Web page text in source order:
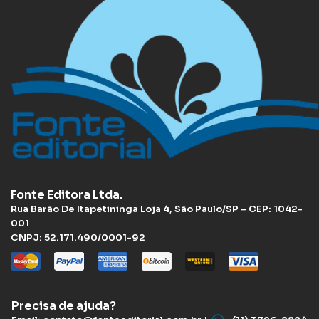
Fonte Editora Ltda.
Rua Barão De Itapetininga Loja 4, São Paulo/SP – CEP: 1042-
001
CNPJ: 52.171.490/0001-92
Precisa de ajuda?